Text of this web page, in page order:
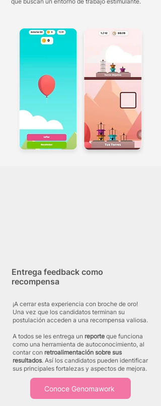
Entrega feedback como
recompensa
¡A cerrar esta experiencia con broche de oro!
Una vez que los candidatos terminan su
postulación acceden a una recompensa valiosa.
A todos se les entrega un reporte que funciona
como una herramienta de autoconocimiento, al
contar con retroalimentación sobre sus
resultados. Así los candidatos pueden identificar
sus principales fortalezas y aspectos de mejora.
Conoce Genomawork